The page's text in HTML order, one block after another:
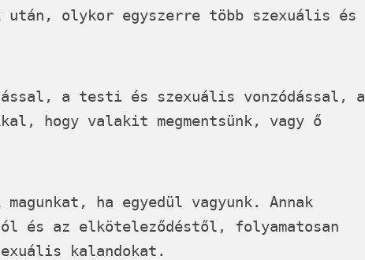
olykor egyszerre több szexuális és
a testi és szexuális vonzódással, a
hogy valakit megmentsünk, vagy ő
ha egyedül vagyunk. Annak
és az elköteleződéstől, folyamatosan
kalandokat.